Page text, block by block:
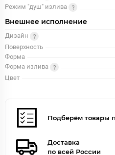
Режим "душ" излива
Внешнее исполнение
Дизайн
Поверхность
Форма
Форма излива
Цвет
Подберём товары
Доставка
по всей России